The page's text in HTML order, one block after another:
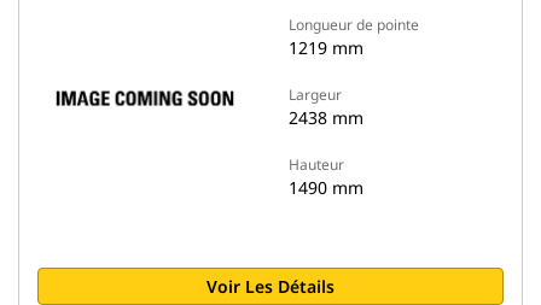
Longueur de pointe
1219 mm
Largeur
2438 mm
Hauteur
1490 mm
Voir Les Détails